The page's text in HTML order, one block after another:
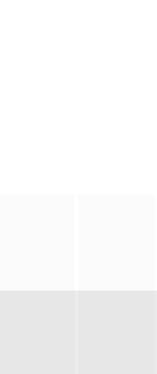
死去的冤魂传递给他的点点滴滴的信息
旅客體驗總經理楊尚偉與夥伴呂芷珊、